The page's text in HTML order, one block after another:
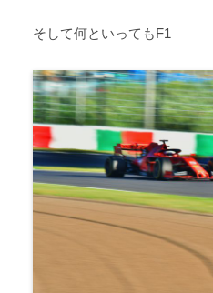
そして何といってもF1